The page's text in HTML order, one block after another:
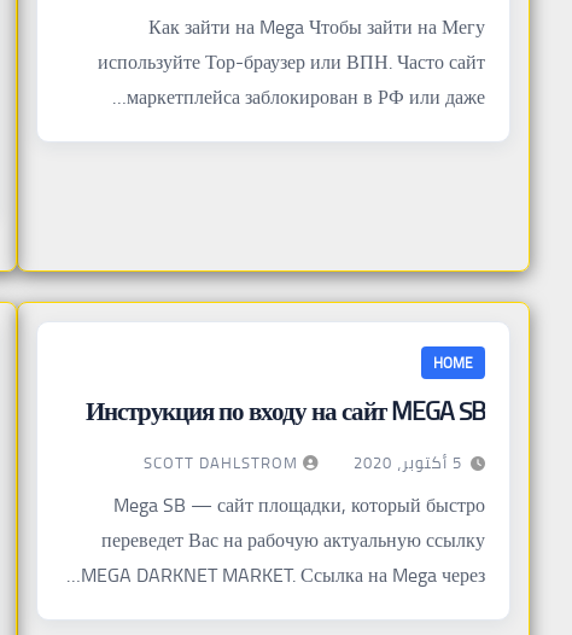
Как зайти на Mega Чтобы зайти на Мегу
используйте Тор-браузер или ВПН. Часто сайт
маркетплейса заблокирован в РФ или даже…
HOME
Инструкция по входу на сайт MEGA SB
5 أكتوبر، 2020 SCOTT DAHLSTROM
Mega SB — сайт площадки, который быстро
переведет Вас на рабочую актуальную ссылку
MEGA DARKNET MARKET. Ссылка на Mega через…